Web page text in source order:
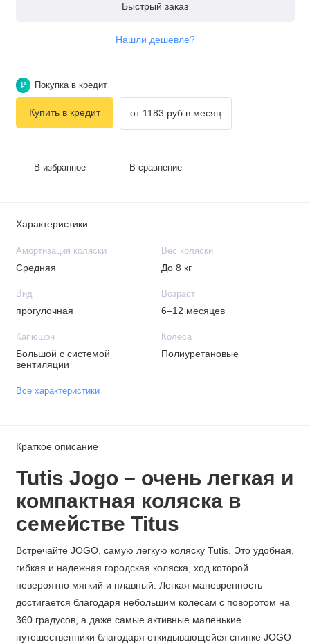
Быстрый заказ
Нашли дешевле?
В избранное В сравнение
₽ Покупка в кредит
Купить в кредит от 1183 руб в месяц
Характеристики
Амортизация коляски
Средняя
Вес коляски
До 8 кг
Вид
прогулочная
Возраст
6–12 месяцев
Капюшон
Большой с системой
вентиляции
Колеса
Полиуретановые
Все характеристики
Краткое описание
Tutis Jogo – очень легкая и
компактная коляска в
семействе Titus
Встречайте JOGO, самую легкую коляску Tutis. Это удобная,
гибкая и надежная городская коляска, ход которой
невероятно мягкий и плавный. Легкая маневренность
достигается благодаря небольшим колесам с поворотом на
360 градусов, а даже самые активные маленькие
путешественники благодаря откидывающейся спинке JOGO